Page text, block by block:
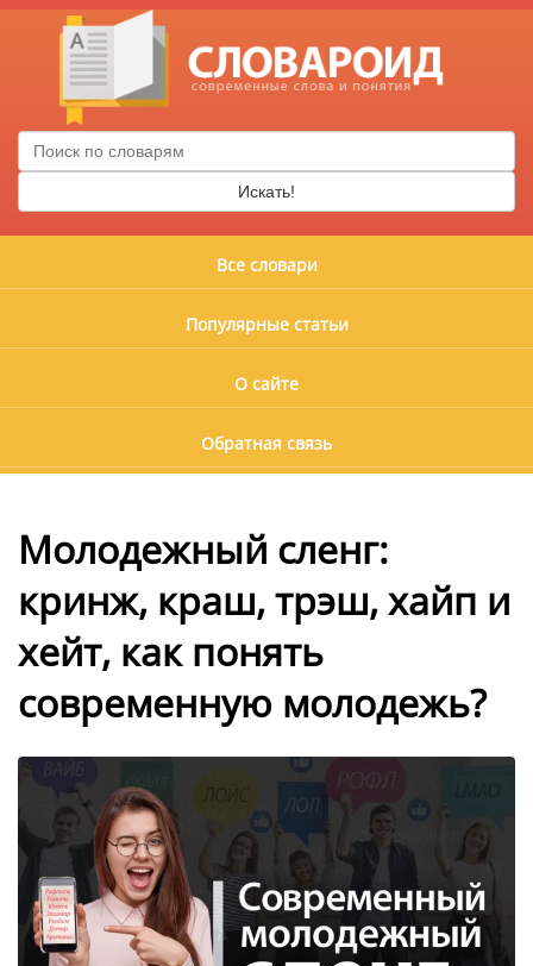
Искать!
Все словари
Популярные статьи
О сайте
Обратная связь
Молодежный сленг:
кринж, краш, трэш, хайп и
хейт, как понять
современную молодежь?